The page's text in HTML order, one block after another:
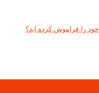
را فراموش کرده اید؟